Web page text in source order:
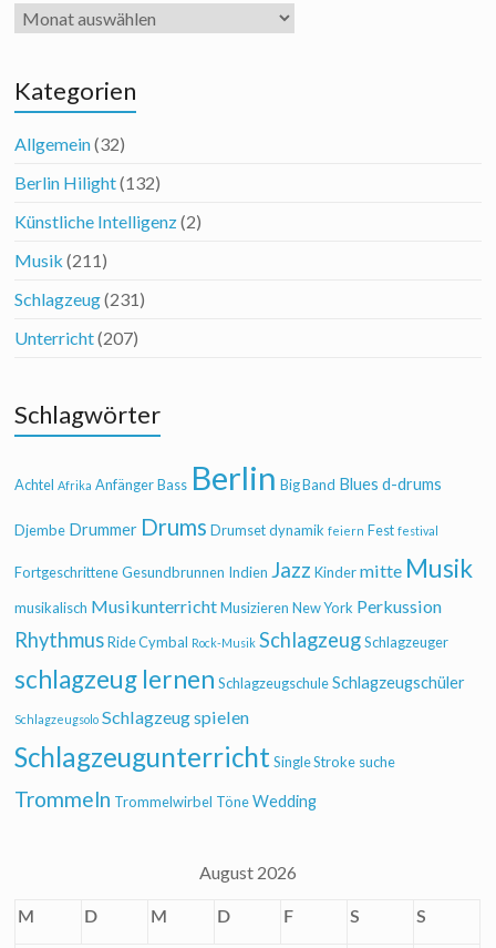
Archiv
Kategorien
Allgemein(32)
Berlin Hilight(132)
Künstliche Intelligenz(2)
Musik (211)
Schlagzeug(231)
Unterricht(207)
Schlagwörter
Achtel Afrika Anfänger Bass Berlin Big Band Blues d-drums
Djembe Drummer Drums Drumset dynamik feiern Fest festival
Fortgeschrittene Gesundbrunnen Indien Jazz Kinder mitte Musik
musikalisch Musikunterricht Musizieren New York Perkussion
Rhythmus Ride Cymbal Rock-Musik Schlagzeug Schlagzeuger
schlagzeug lernen Schlagzeugschule Schlagzeugschüler
Schlagzeugsolo Schlagzeug spielen
Schlagzeugunterricht Single Stroke suche
Trommeln Trommelwirbel Töne Wedding
August 2026
M D M D F S S